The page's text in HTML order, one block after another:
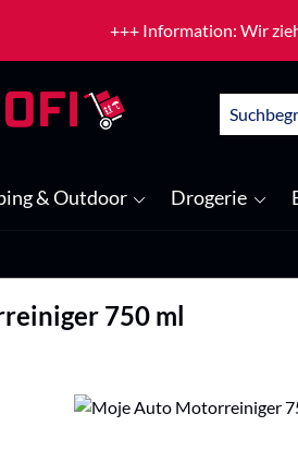
+++ Information: Wir
& Outdoor Drogerie
750 ml